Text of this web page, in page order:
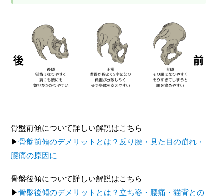
骨盤前傾について詳しい解説はこちら
▶骨盤前傾のデメリットとは？反り腰・見た目の崩れ・
腰痛の原因に
骨盤後傾について詳しい解説はこちら
▶骨盤後傾のデメリットとは？立ち姿・腰痛・猫背との